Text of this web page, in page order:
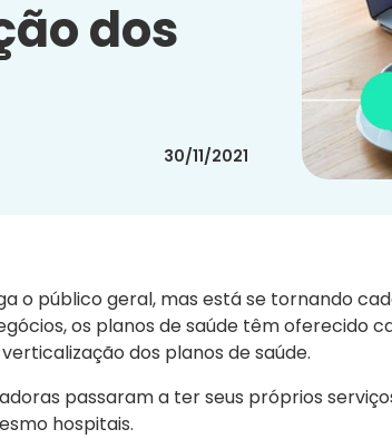
dos
30/11/2021
o público geral, mas está se tornando
os planos de saúde têm oferecido
dos planos de saúde.
passaram a ter seus próprios
hospitais.